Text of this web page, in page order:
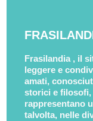
Frasilandia , il
leggere e
amati,
storici e filosofi,
rappresentano
talvolta, nelle